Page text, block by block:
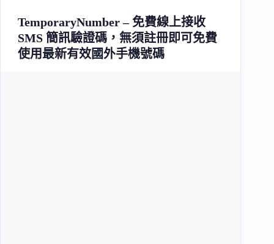
TemporaryNumber – 免費線上接收
SMS 簡訊驗證碼，無須註冊即可免費
使用最新有效國外手機號碼